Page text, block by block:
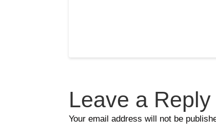
Leave a Reply
Your email address will not be